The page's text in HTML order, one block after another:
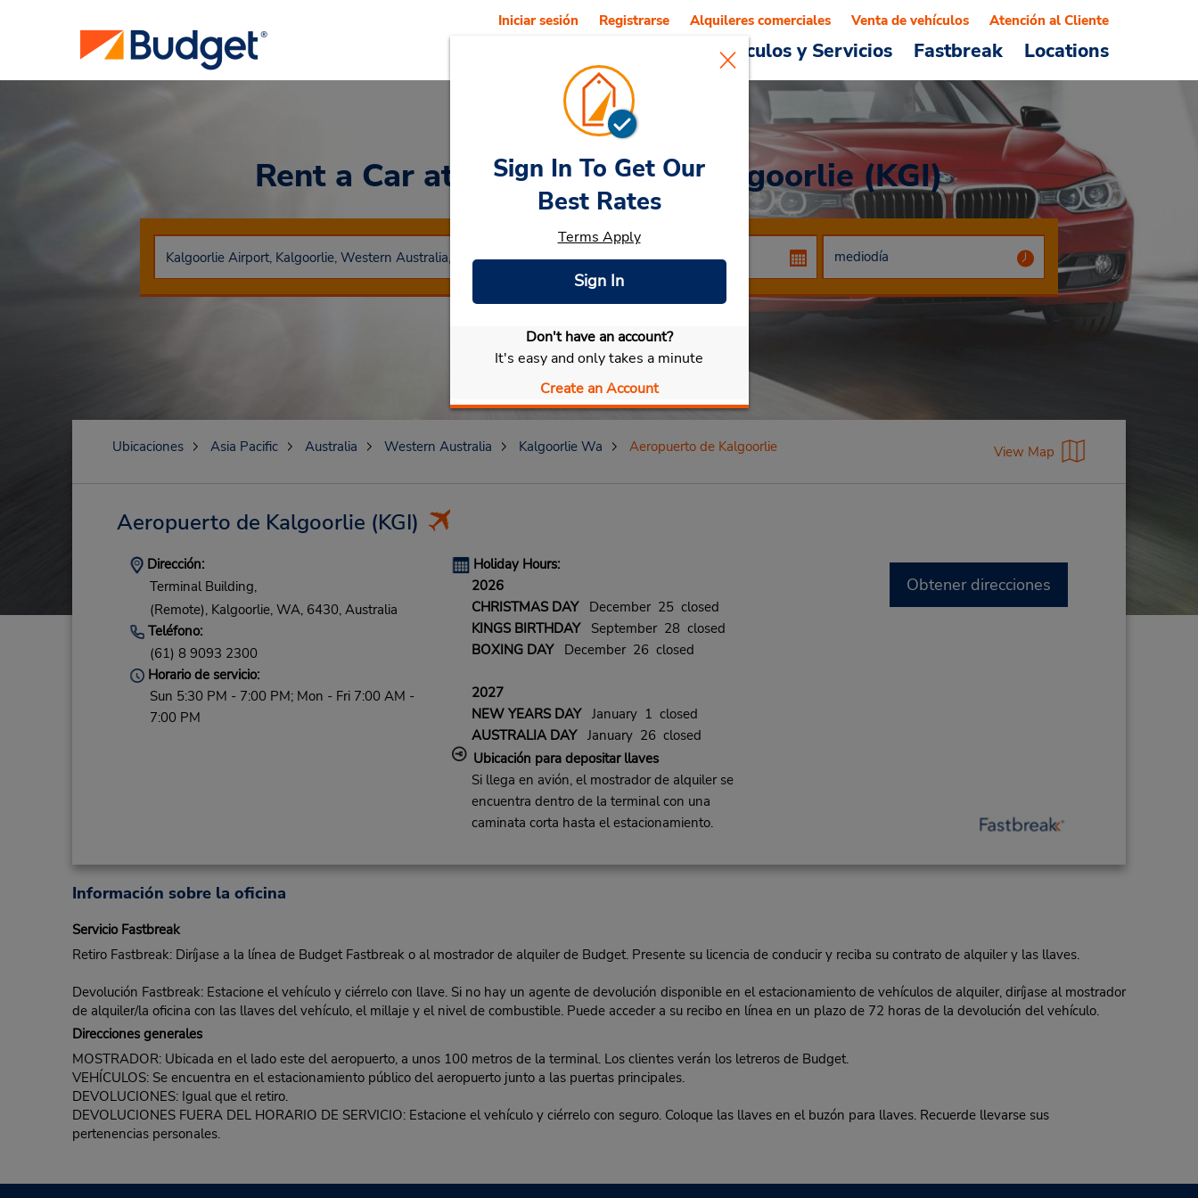
Vehículos y Servicios Fastbreak Locations
Iniciar sesión Registrarse Alquileres comerciales Venta de vehículos Atención al Cliente
Rent a Car at Aeropuerto de Kalgoorlie (KGI)
Seleccionar mi vehículo
Sign In To Get Our
Best Rates
Terms Apply
Sign In
Don't have an account?
It's easy and only takes a minute
Create an Account
Ubicaciones Asia Pacific Australia Western Australia Kalgoorlie Wa Aeropuerto de Kalgoorlie View Map
Aeropuerto de Kalgoorlie (KGI)
Dirección:
Terminal Building,
(Remote), Kalgoorlie, WA, 6430, Australia
Teléfono:
(61) 8 9093 2300
Horario de servicio:
Sun 5:30 PM - 7:00 PM; Mon - Fri 7:00 AM -
7:00 PM
Holiday Hours:
2026
CHRISTMAS DAYDecember 25 closed
KINGS BIRTHDAYSeptember 28 closed
BOXING DAYDecember 26 closed
2027
NEW YEARS DAYJanuary 1 closed
AUSTRALIA DAYJanuary 26 closed
Ubicación para depositar llaves
Si llega en avión, el mostrador de alquiler se
encuentra dentro de la terminal con una
caminata corta hasta el estacionamiento.
Obtener direcciones
Información sobre la oficina
Servicio Fastbreak
Retiro Fastbreak: Diríjase a la línea de Budget Fastbreak o al mostrador de alquiler de Budget. Presente su licencia de conducir y reciba su contrato de alquiler y las llaves.
Devolución Fastbreak: Estacione el vehículo y ciérrelo con llave. Si no hay un agente de devolución disponible en el estacionamiento de vehículos de alquiler, diríjase al mostrador
de alquiler/la oficina con las llaves del vehículo, el millaje y el nivel de combustible. Puede acceder a su recibo en línea en un plazo de 72 horas de la devolución del vehículo.
Direcciones generales
MOSTRADOR: Ubicada en el lado este del aeropuerto, a unos 100 metros de la terminal. Los clientes verán los letreros de Budget.
VEHÍCULOS: Se encuentra en el estacionamiento público del aeropuerto junto a las puertas principales.
DEVOLUCIONES: Igual que el retiro.
DEVOLUCIONES FUERA DEL HORARIO DE SERVICIO: Estacione el vehículo y ciérrelo con seguro. Coloque las llaves en el buzón para llaves. Recuerde llevarse sus
pertenencias personales.